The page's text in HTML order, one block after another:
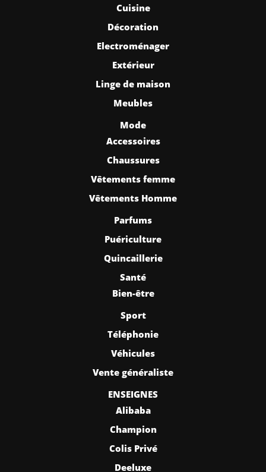
Cuisine
Décoration
Electroménager
Extérieur
Linge de maison
Meubles
Mode
Accessoires
Chaussures
Vêtements femme
Vêtements Homme
Parfums
Puériculture
Quincaillerie
Santé
Bien-être
Sport
Téléphonie
Véhicules
Vente généraliste
ENSEIGNES
Alibaba
Champion
Colis Privé
Deeluxe